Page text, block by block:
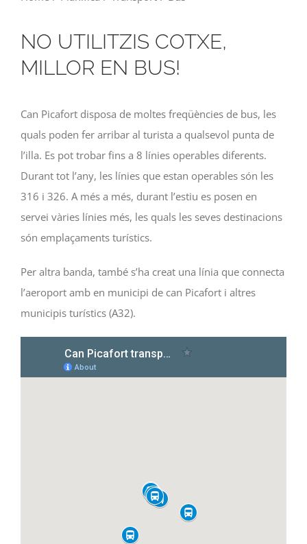
NO UTILITZIS COTXE,
MILLOR EN BUS!
Can Picafort disposa de moltes freqüències de bus, les
quals poden fer arribar al turista a qualsevol punta de
l’illa. Es pot trobar fins a 8 línies operables diferents.
Durant tot l’any, les línies que estan operables són les
316 i 326. A més a més, durant l’estiu es posen en
servei vàries línies més, les quals les seves destinacions
són emplaçaments turístics.
Per altra banda, també s’ha creat una línia que connecta
l’aeroport amb en municipi de can Picafort i altres
municipis turístics (A32).